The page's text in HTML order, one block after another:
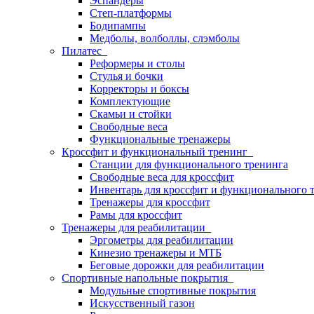
Степ-платформы
Бодипампы
Медболы, волболлы, слэмболы
Пилатес
Реформеры и столы
Стулья и бочки
Корректоры и боксы
Комплектующие
Скамьи и стойки
Свободные веса
Функциональные тренажеры
Кроссфит и функциональный тренинг
Станции для функционального тренинга
Свободные веса для кроссфит
Инвентарь для кроссфит и функционального
Тренажеры для кроссфит
Рамы для кроссфит
Тренажеры для реабилитации
Эргометры для реабилитации
Кинезио тренажеры и МТБ
Беговые дорожки для реабилитации
Спортивные напольные покрытия
Модульные спортивные покрытия
Искусственный газон